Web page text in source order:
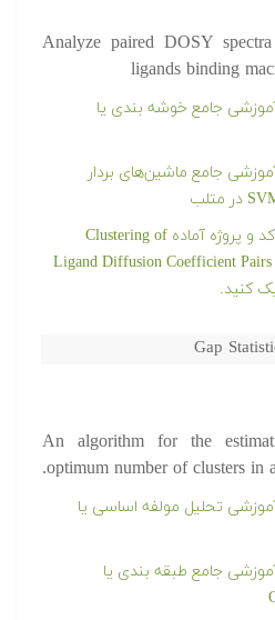
Analyze paired DOSY
ligands binding
جامع خوشه بندی یا
جامع ماشین‌های بردار
دانلود رایگان کد و پروژه آماده Clustering of
Ligand Diffusion Coefficient
Gap
An algorithm for the
optimum number of clusters in
تحلیل مولفه اساسی یا
جامع طبقه بندی یا